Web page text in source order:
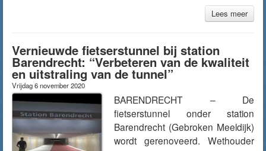
Lees meer
Vernieuwde fietserstunnel bij station
Barendrecht: “Verbeteren van de kwaliteit
en uitstraling van de tunnel”
Vrijdag 6 november 2020
BARENDRECHT – De
fietserstunnel onder station
Barendrecht (Gebroken Meeldijk)
wordt gerenoveerd. Wethouder